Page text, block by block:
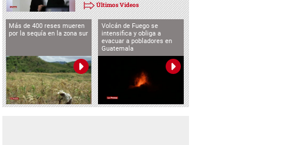
Últimos Videos
Más de 400 reses mueren
por la sequía en la zona sur
Volcán de Fuego se
intensifica y obliga a
evacuar a pobladores en
Guatemala